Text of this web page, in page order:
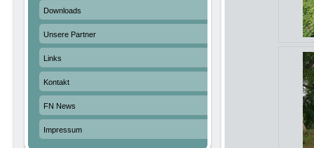
Downloads
Unsere Partner
Links
Kontakt
FN News
Impressum